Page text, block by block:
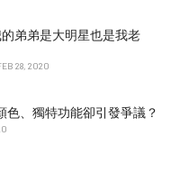
弟弟是大明星也是我老
28, 2020
色、獨特功能卻引發爭議？